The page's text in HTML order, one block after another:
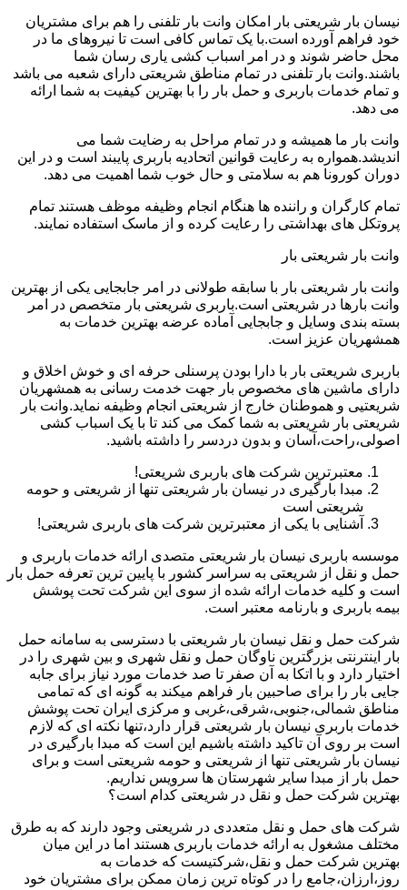
نیسان بار شریعتی بار امکان وانت بار تلفنی را هم برای مشتریان
خود فراهم آورده است.با یک تماس کافی است تا نیروهای ما در
محل حاضر شوند و در امر اسباب کشی یاری رسان شما
باشند.وانت بار تلفنی در تمام مناطق شریعتی دارای شعبه می باشد
و تمام خدمات باربری و حمل بار را با بهترین کیفیت به شما ارائه
می دهد.
وانت بار ما همیشه و در تمام مراحل به رضایت شما می
اندیشد.همواره به رعایت قوانین اتحادیه باربری پایبند است و در این
دوران کورونا هم به سلامتی و حال خوب شما اهمیت می دهد.
تمام کارگران و راننده ها هنگام انجام وظیفه موظف هستند تمام
پروتکل های بهداشتی را رعایت کرده و از ماسک استفاده نمایند.
وانت بار شریعتی بار
وانت بار شریعتی بار با سابقه طولانی در امر جابجایی یکی از بهترین
وانت بارها در شریعتی است.باربری شریعتی بار متخصص در امر
بسته بندی وسایل و جابجایی آماده عرضه بهترین خدمات به
همشهریان عزیز است.
باربری شریعتی بار با دارا بودن پرسنلی حرفه ای و خوش اخلاق و
دارای ماشین های مخصوص بار جهت خدمت رسانی به همشهریان
شریعتیی و هموطنان خارج از شریعتی انجام وظیفه نماید.وانت بار
شریعتی بار شریعتی به شما کمک می کند تا با یک اسباب کشی
اصولی،راحت،آسان و بدون دردسر را داشته باشید.
معتبرترین شرکت های باربری شریعتی!
مبدا بارگیری در نیسان بار شریعتی تنها از شریعتی و حومه
شریعتی است
آشنایی با یکی از معتبرترین شرکت های باربری شریعتی!
موسسه باربری نیسان بار شریعتی متصدی ارائه خدمات باربری و
حمل و نقل از شریعتی به سراسر کشور با پایین ترین تعرفه حمل بار
است و کلیه خدمات ارائه شده از سوی این شرکت تحت پوشش
بیمه باربری و بارنامه معتبر است.
شرکت حمل و نقل نیسان بار شریعتی با دسترسی به سامانه حمل
بار اینترنتی بزرگترین ناوگان حمل و نقل شهری و بین شهری را در
اختیار دارد و با اتکا به آن صفر تا صد خدمات مورد نیاز برای جابه
جایی بار را برای صاحبین بار فراهم میکند به گونه ای که تمامی
مناطق شمالی،جنوبی،شرقی،غربی و مرکزی ایران تحت پوشش
خدمات باربری نیسان بار شریعتی قرار دارد،تنها نکته ای که لازم
است بر روی آن تاکید داشته باشیم این است که مبدا بارگیری در
نیسان بار شریعتی تنها از شریعتی و حومه شریعتی است و برای
حمل بار از مبدا سایر شهرستان ها سرویس نداریم.
بهترین شرکت حمل و نقل در شریعتی کدام است؟
شرکت های حمل و نقل متعددی در شریعتی وجود دارند که به طرق
مختلف مشغول به ارائه خدمات باربری هستند اما در این میان
بهترین شرکت حمل و نقل،شرکتیست که خدمات به
روز،ارزان،جامع را در کوتاه ترین زمان ممکن برای مشتریان خود